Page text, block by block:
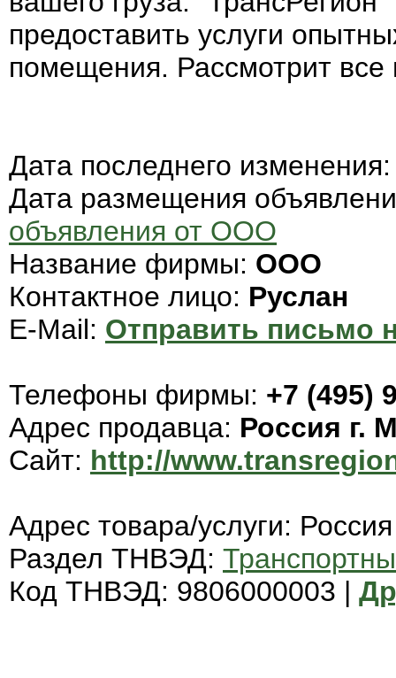
предоставить услуги
помещения. Рассмотрит все
Дата последнего
Дата размещения
объявления от ООО
Название фирмы: ООО
Контактное лицо: Руслан
E-Mail: Отправить письмо
Телефоны фирмы: +7 (495)
Адрес продавца: Россия г.
Сайт: http://
Адрес товара/услуги:
Раздел ТНВЭД:
Код ТНВЭД: 9806000003 |